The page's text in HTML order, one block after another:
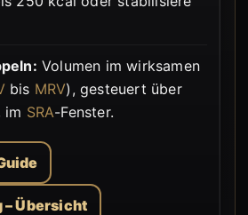
Volumen im wirksamen
bis MRV), gesteuert über
im SRA-Fenster.
– Übersicht